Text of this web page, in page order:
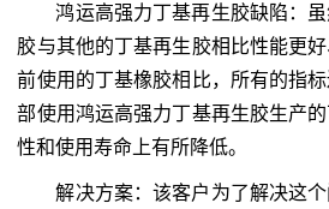
鸿运高强力丁基再生胶缺陷：
胶与其他的丁基再生胶相比性能更
前使用的丁基橡胶相比，所有的指
部使用鸿运高强力丁基再生胶生产
性和使用寿命上有所降低。
解决方案：该客户为了解决这个